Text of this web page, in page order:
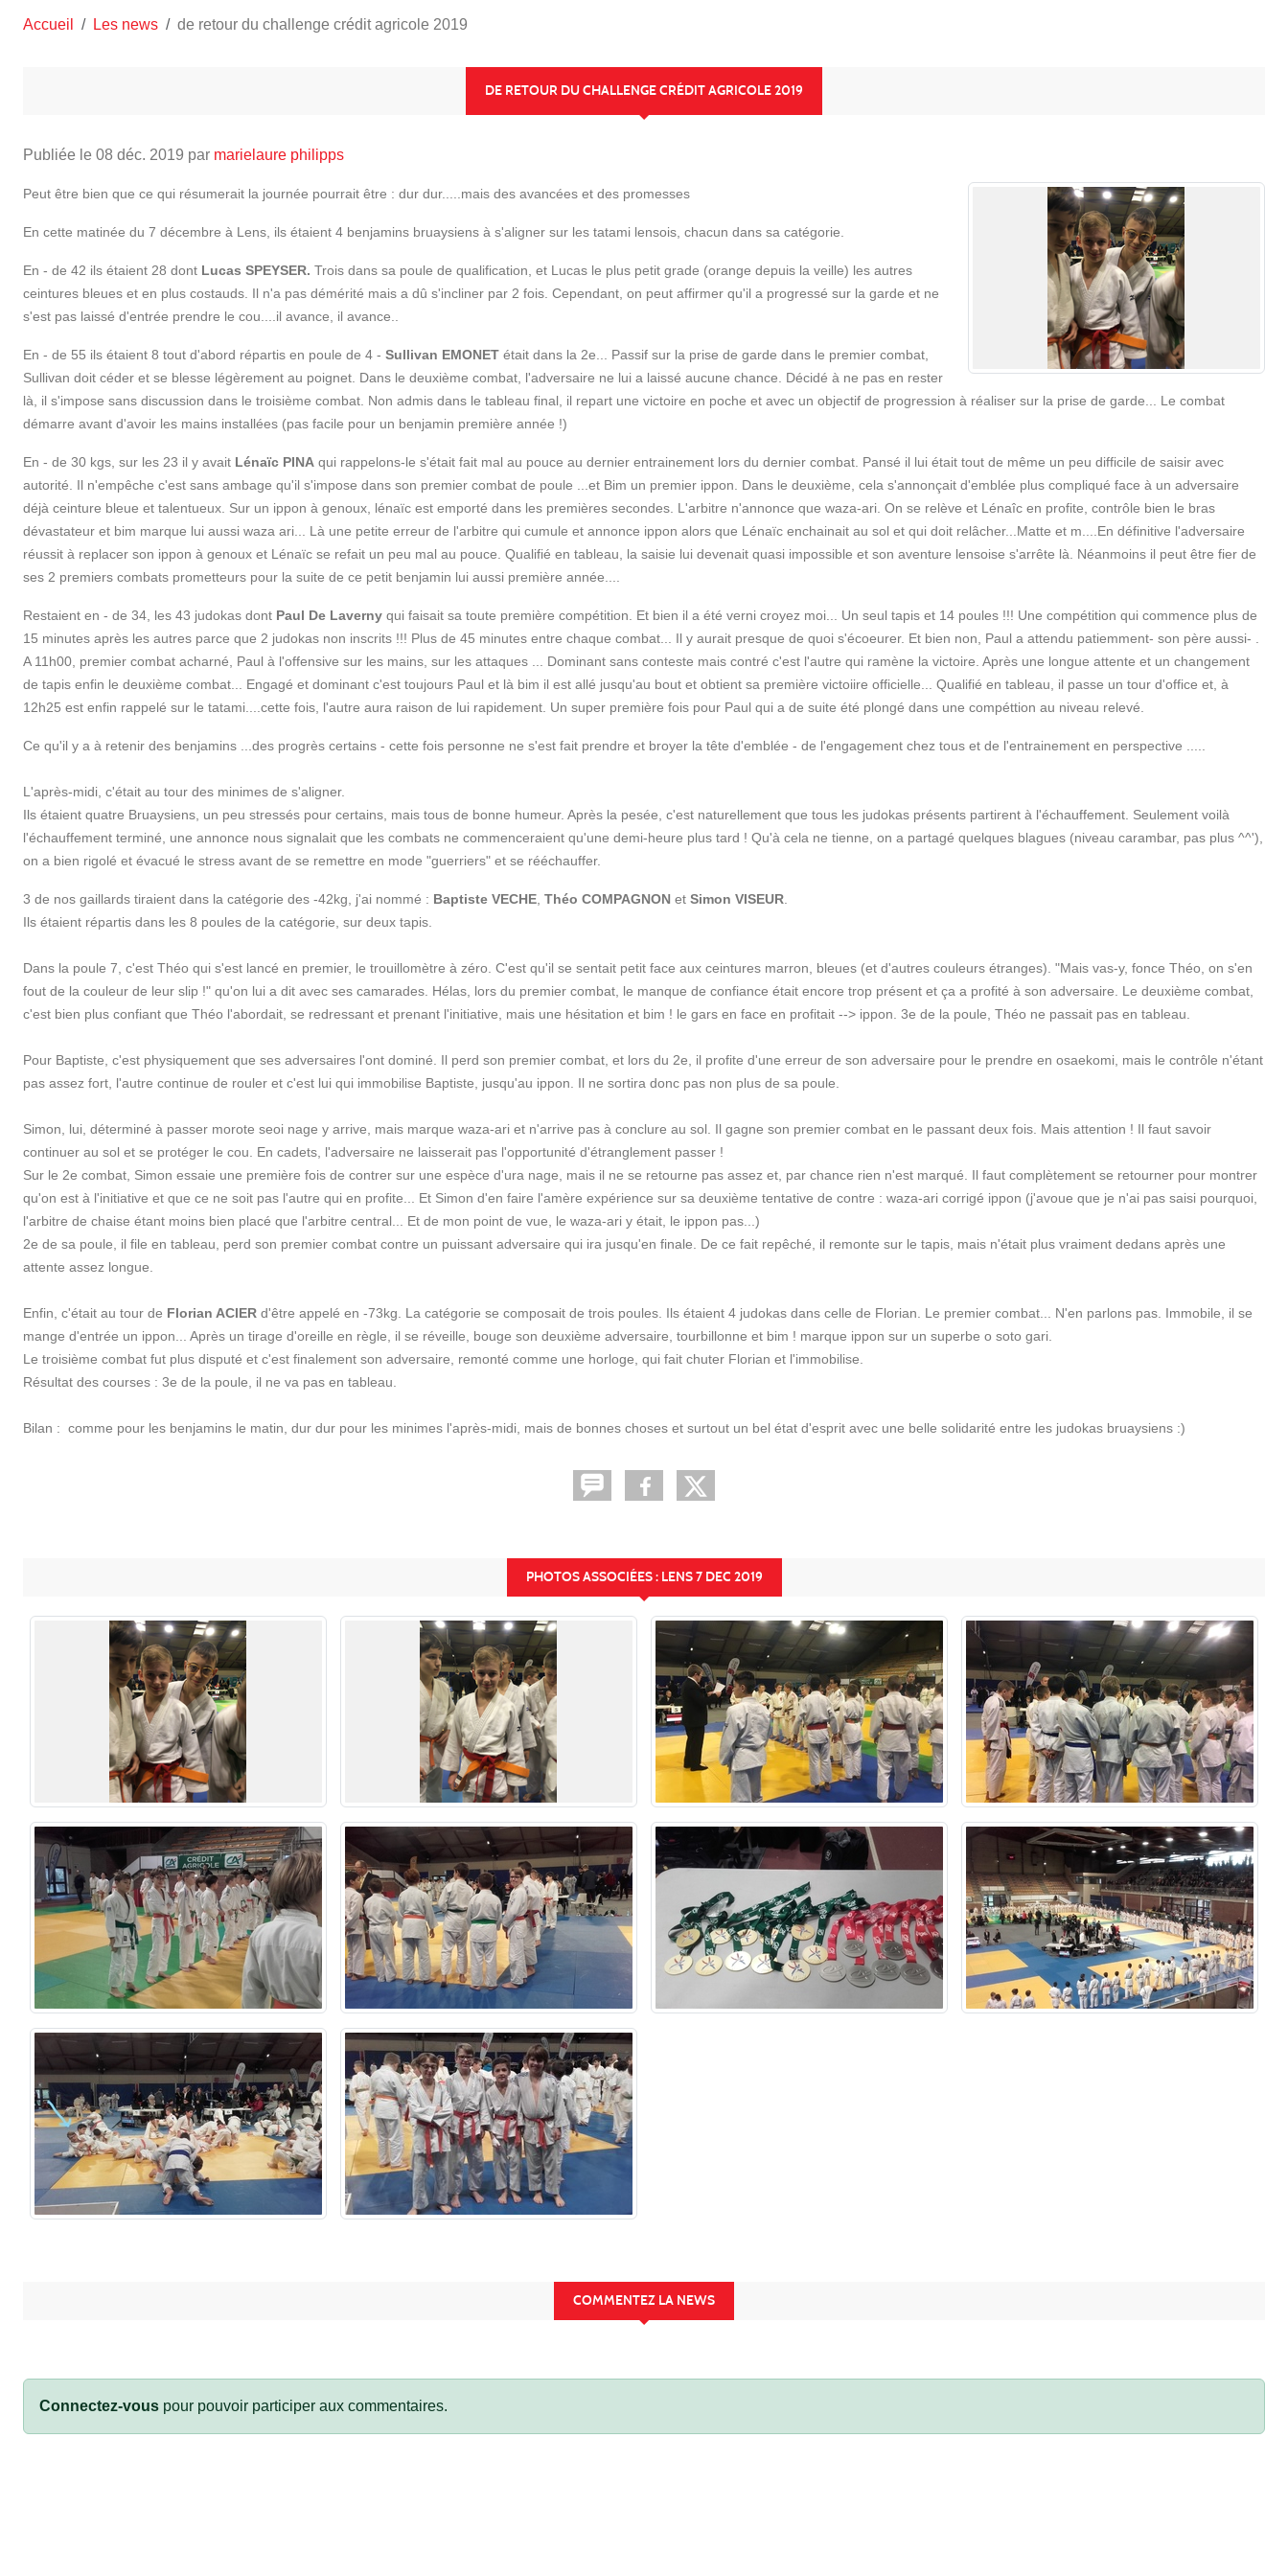
Accueil Les news de retour du challenge crédit agricole 2019
DE RETOUR DU CHALLENGE CRÉDIT AGRICOLE 2019
Publiée le 08 déc. 2019 par marielaure philipps
Peut être bien que ce qui résumerait la journée pourrait être : dur dur.....mais des avancées et des promesses
En cette matinée du 7 décembre à Lens, ils étaient 4 benjamins bruaysiens à s'aligner sur les tatami lensois, chacun dans sa catégorie.
En - de 42 ils étaient 28 dont Lucas SPEYSER. Trois dans sa poule de qualification, et Lucas le plus petit grade (orange depuis la veille) les autres
ceintures bleues et en plus costauds. Il n'a pas démérité mais a dû s'incliner par 2 fois. Cependant, on peut affirmer qu'il a progressé sur la garde et ne
s'est pas laissé d'entrée prendre le cou....il avance, il avance..
En - de 55 ils étaient 8 tout d'abord répartis en poule de 4 - Sullivan EMONET était dans la 2e... Passif sur la prise de garde dans le premier combat,
Sullivan doit céder et se blesse légèrement au poignet. Dans le deuxième combat, l'adversaire ne lui a laissé aucune chance. Décidé à ne pas en rester
là, il s'impose sans discussion dans le troisième combat. Non admis dans le tableau final, il repart une victoire en poche et avec un objectif de progression à réaliser sur la prise de garde... Le combat
démarre avant d'avoir les mains installées (pas facile pour un benjamin première année !)
En - de 30 kgs, sur les 23 il y avait Lénaïc PINA qui rappelons-le s'était fait mal au pouce au dernier entrainement lors du dernier combat. Pansé il lui était tout de même un peu difficile de saisir avec
autorité. Il n'empêche c'est sans ambage qu'il s'impose dans son premier combat de poule ...et Bim un premier ippon. Dans le deuxième, cela s'annonçait d'emblée plus compliqué face à un adversaire
déjà ceinture bleue et talentueux. Sur un ippon à genoux, lénaïc est emporté dans les premières secondes. L'arbitre n'annonce que waza-ari. On se relève et Lénaîc en profite, contrôle bien le bras
dévastateur et bim marque lui aussi waza ari... Là une petite erreur de l'arbitre qui cumule et annonce ippon alors que Lénaïc enchainait au sol et qui doit relâcher...Matte et m....En définitive l'adversaire
réussit à replacer son ippon à genoux et Lénaïc se refait un peu mal au pouce. Qualifié en tableau, la saisie lui devenait quasi impossible et son aventure lensoise s'arrête là. Néanmoins il peut être fier de
ses 2 premiers combats prometteurs pour la suite de ce petit benjamin lui aussi première année....
Restaient en - de 34, les 43 judokas dont Paul De Laverny qui faisait sa toute première compétition. Et bien il a été verni croyez moi... Un seul tapis et 14 poules !!! Une compétition qui commence plus de
15 minutes après les autres parce que 2 judokas non inscrits !!! Plus de 45 minutes entre chaque combat... Il y aurait presque de quoi s'écoeurer. Et bien non, Paul a attendu patiemment- son père aussi- .
A 11h00, premier combat acharné, Paul à l'offensive sur les mains, sur les attaques ... Dominant sans conteste mais contré c'est l'autre qui ramène la victoire. Après une longue attente et un changement
de tapis enfin le deuxième combat... Engagé et dominant c'est toujours Paul et là bim il est allé jusqu'au bout et obtient sa première victoiire officielle... Qualifié en tableau, il passe un tour d'office et, à
12h25 est enfin rappelé sur le tatami....cette fois, l'autre aura raison de lui rapidement. Un super première fois pour Paul qui a de suite été plongé dans une compéttion au niveau relevé.
Ce qu'il y a à retenir des benjamins ...des progrès certains - cette fois personne ne s'est fait prendre et broyer la tête d'emblée - de l'engagement chez tous et de l'entrainement en perspective .....
L'après-midi, c'était au tour des minimes de s'aligner.
Ils étaient quatre Bruaysiens, un peu stressés pour certains, mais tous de bonne humeur. Après la pesée, c'est naturellement que tous les judokas présents partirent à l'échauffement. Seulement voilà
l'échauffement terminé, une annonce nous signalait que les combats ne commenceraient qu'une demi-heure plus tard ! Qu'à cela ne tienne, on a partagé quelques blagues (niveau carambar, pas plus ^^'),
on a bien rigolé et évacué le stress avant de se remettre en mode "guerriers" et se rééchauffer.
3 de nos gaillards tiraient dans la catégorie des -42kg, j'ai nommé : Baptiste VECHE Théo COMPAGNON et Simon VISEUR
Ils étaient répartis dans les 8 poules de la catégorie, sur deux tapis.
Dans la poule 7, c'est Théo qui s'est lancé en premier, le trouillomètre à zéro. C'est qu'il se sentait petit face aux ceintures marron, bleues (et d'autres couleurs étranges). "Mais vas-y, fonce Théo, on s'en
fout de la couleur de leur slip !" qu'on lui a dit avec ses camarades. Hélas, lors du premier combat, le manque de confiance était encore trop présent et ça a profité à son adversaire. Le deuxième combat,
c'est bien plus confiant que Théo l'abordait, se redressant et prenant l'initiative, mais une hésitation et bim ! le gars en face en profitait --> ippon. 3e de la poule, Théo ne passait pas en tableau.
Pour Baptiste, c'est physiquement que ses adversaires l'ont dominé. Il perd son premier combat, et lors du 2e, il profite d'une erreur de son adversaire pour le prendre en osaekomi, mais le contrôle n'étant
pas assez fort, l'autre continue de rouler et c'est lui qui immobilise Baptiste, jusqu'au ippon. Il ne sortira donc pas non plus de sa poule.
Simon, lui, déterminé à passer morote seoi nage y arrive, mais marque waza-ari et n'arrive pas à conclure au sol. Il gagne son premier combat en le passant deux fois. Mais attention ! Il faut savoir
continuer au sol et se protéger le cou. En cadets, l'adversaire ne laisserait pas l'opportunité d'étranglement passer !
Sur le 2e combat, Simon essaie une première fois de contrer sur une espèce d'ura nage, mais il ne se retourne pas assez et, par chance rien n'est marqué. Il faut complètement se retourner pour montrer
qu'on est à l'initiative et que ce ne soit pas l'autre qui en profite... Et Simon d'en faire l'amère expérience sur sa deuxième tentative de contre : waza-ari corrigé ippon (j'avoue que je n'ai pas saisi pourquoi,
l'arbitre de chaise étant moins bien placé que l'arbitre central... Et de mon point de vue, le waza-ari y était, le ippon pas...)
2e de sa poule, il file en tableau, perd son premier combat contre un puissant adversaire qui ira jusqu'en finale. De ce fait repêché, il remonte sur le tapis, mais n'était plus vraiment dedans après une
attente assez longue.
Enfin, c'était au tour de Florian ACIER d'être appelé en -73kg. La catégorie se composait de trois poules. Ils étaient 4 judokas dans celle de Florian. Le premier combat... N'en parlons pas. Immobile, il se
mange d'entrée un ippon... Après un tirage d'oreille en règle, il se réveille, bouge son deuxième adversaire, tourbillonne et bim ! marque ippon sur un superbe o soto gari.
Le troisième combat fut plus disputé et c'est finalement son adversaire, remonté comme une horloge, qui fait chuter Florian et l'immobilise.
Résultat des courses : 3e de la poule, il ne va pas en tableau.
Bilan : comme pour les benjamins le matin, dur dur pour les minimes l'après-midi, mais de bonnes choses et surtout un bel état d'esprit avec une belle solidarité entre les judokas bruaysiens :)
PHOTOS ASSOCIÉES : LENS 7 DEC 2019
COMMENTEZ LA NEWS
Connectez-vous pour pouvoir participer aux commentaires.